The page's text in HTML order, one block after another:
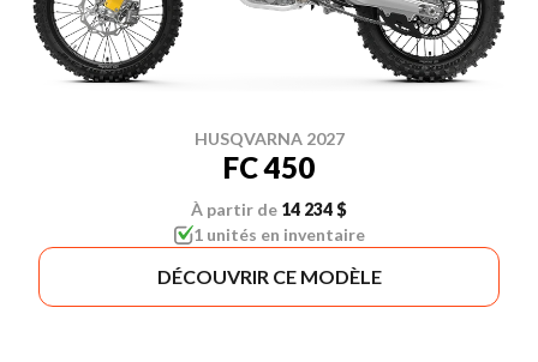
HUSQVARNA 2027
FC 450
À partir de 14 234 $
1 unités en inventaire
DÉCOUVRIR CE MODÈLE